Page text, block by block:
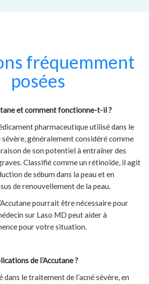
fréquemment
posées
et comment fonctionne-t-il ?
pharmaceutique utilisé dans le
sévère, généralement considéré comme
de son potentiel à entraîner des
Classifié comme un rétinoïde, il agit
de sébum dans la peau et en
de renouvellement de la peau.
pourrait être nécessaire pour
sur Laso MD peut aider à
pour votre situation.
de l’Accutane ?
dans le traitement de l’acné sévère, en